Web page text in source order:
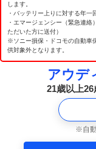
します。
・バッテリー上りに対する年
・エマージェンシー（緊急連
ただいた方に送付）
※ソニー損保・ドコモの自動車
供対象外となります。
アウデ
21歳以上
自